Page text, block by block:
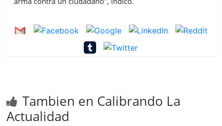
Tambien en Calibrando La
Actualidad